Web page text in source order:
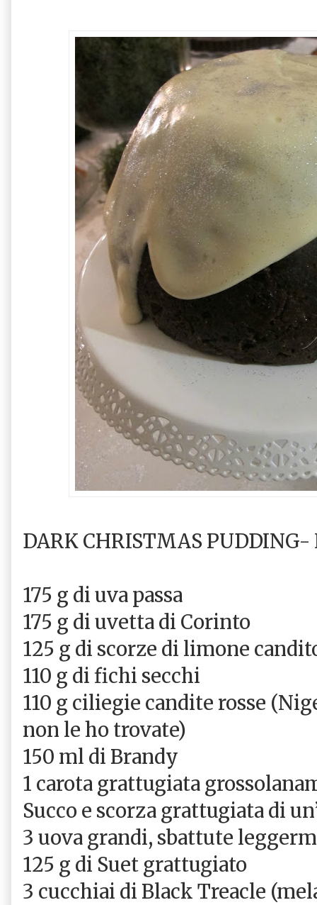
DARK CHRISTMAS
175 g di uva passa
175 g di uvetta di Corinto
125 g di scorze di limone
110 g di fichi secchi
110 g ciliegie candite rosse
non le ho trovate)
150 ml di Brandy
1 carota grattugiata
Succo e scorza grattugiata di
3 uova grandi, sbattute
125 g di Suet grattugiato
3 cucchiai di Black Treacle